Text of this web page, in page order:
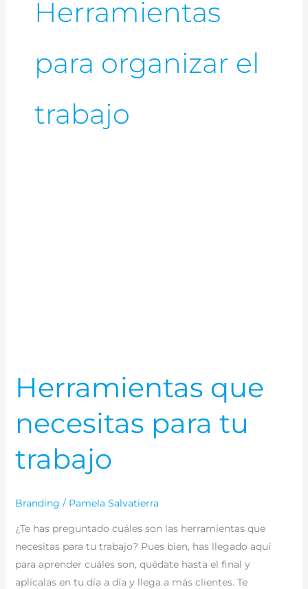
Herramientas
para organizar el
trabajo
Herramientas que
necesitas para tu
trabajo
Branding / Pamela Salvatierra
¿Te has preguntado cuáles son las herramientas que
necesitas para tu trabajo? Pues bien, has llegado aquí
para aprender cuáles son, quédate hasta el final y
aplícalas en tu día a día y llega a más clientes. Te